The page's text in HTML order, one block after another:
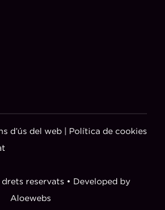
reservats • Developed by
Aloewebs
d’ús del web|
Política de cookies